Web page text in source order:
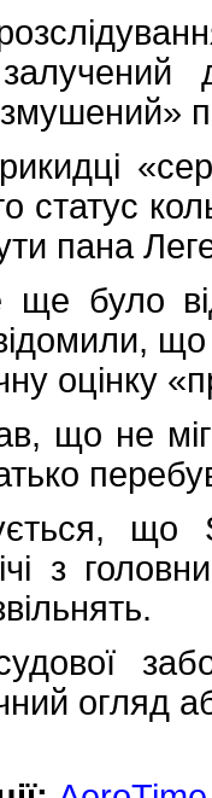
статус
пана
було
оцінку
що не
з
огляд